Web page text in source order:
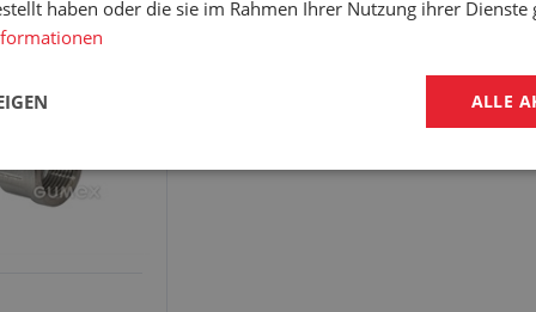
-
haben oder die sie im Rahmen Ihrer Nutzung ihrer Dienste
ALLE